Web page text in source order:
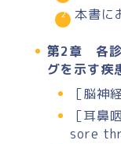
本書に
第2章 各診
グを示す疾
［脳神
［耳鼻
sore